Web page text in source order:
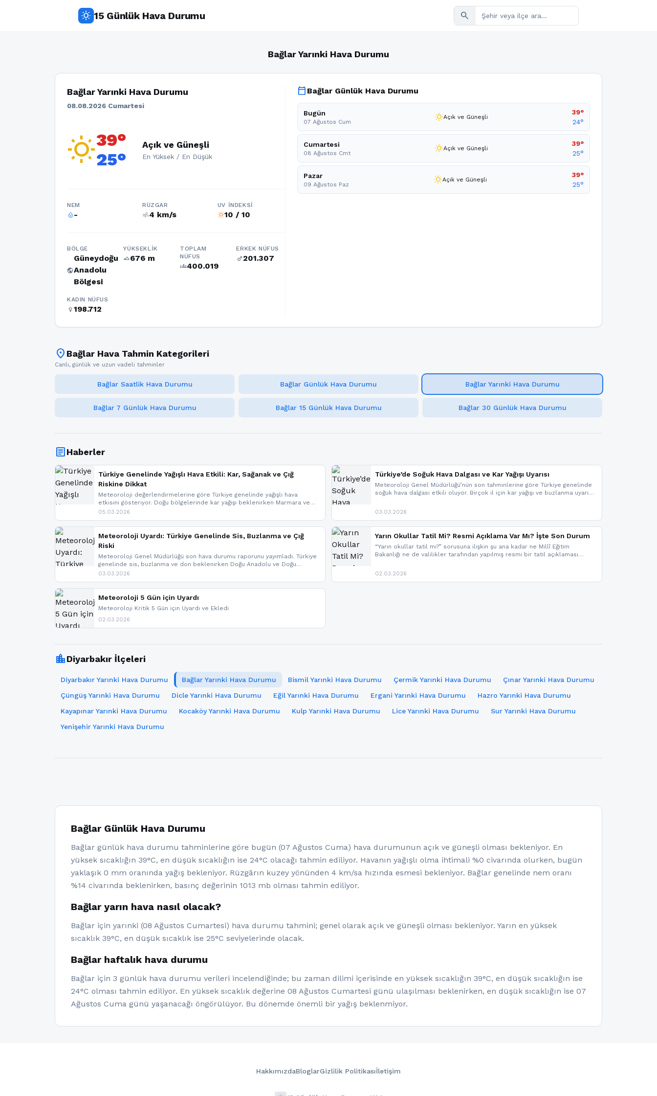
wb_sunny 15 Günlük Hava Durumu search
Bağlar Yarınki Hava Durumu
Bağlar Yarınki Hava Durumu
08.08.2026 Cumartesi
wb_sunny39°
25°
Açık ve Güneşli
En Yüksek / En Düşük
NEM
humidity_percentage-
RÜZGAR
air4 km/s
UV İNDEKSI
wb_sunny10 / 10
BÖLGE
public
Güneydoğu
Anadolu
Bölgesi
YÜKSEKLIK
terrain676 m
TOPLAM
NÜFUS
groups400.019
ERKEK NÜFUS
male201.307
KADIN NÜFUS
female 198.712
calendar_today Bağlar Günlük Hava Durumu
Bugün
07 Ağustos Cum wb_sunnyAçık ve Güneşli
39°
24°
Cumartesi
08 Ağustos Cmt wb_sunnyAçık ve Güneşli
39°
25°
Pazar
09 Ağustos Paz wb_sunnyAçık ve Güneşli
39°
25°
location_on Bağlar Hava Tahmin Kategorileri
Canlı, günlük ve uzun vadeli tahminler
Bağlar Saatlik Hava Durumu Bağlar Günlük Hava Durumu Bağlar Yarınki Hava Durumu
Bağlar 7 Günlük Hava Durumu Bağlar 15 Günlük Hava Durumu Bağlar 30 Günlük Hava Durumu
articleHaberler
Türkiye Genelinde Yağışlı Hava Etkili: Kar, Sağanak ve Çığ
Riskine Dikkat
Meteoroloji değerlendirmelerine göre Türkiye genelinde yağışlı hava
etkisini gösteriyor. Doğu bölgelerinde kar yağışı beklenirken Marmara ve
Kuzey Ege’de sağanak yağmur, yüksek kesimlerde ise çığ tehlikesi
yaşanabileceği belirtiliyor.
05.03.2026
Türkiye’de Soğuk Hava Dalgası ve Kar Yağışı Uyarısı
Meteoroloji Genel Müdürlüğü’nün son tahminlerine göre Türkiye genelinde
soğuk hava dalgası etkili oluyor. Birçok il için kar yağışı ve buzlanma uyarısı
03.03.2026
Meteoroloji Uyardı: Türkiye Genelinde Sis, Buzlanma ve Çığ
Riski
Meteoroloji Genel Müdürlüğü son hava durumu raporunu yayımladı. Türkiye
genelinde sis, buzlanma ve don beklenirken Doğu Anadolu ve Doğu
Karadeniz’in yüksek kesimlerinde çığ riski uyarısı yapıldı. İşte son dakika
03.03.2026
Yarın Okullar Tatil Mi? Resmi Açıklama Var Mı? İşte Son Durum
“Yarın okullar tatil mi?” sorusuna ilişkin şu ana kadar ne Millî Eğitim
Bakanlığı ne de valilikler tarafından yapılmış resmi bir tatil açıklaması
paylaşacağız. En hızlı şekilde haberdar olmak için sitemizi takip edebilir ve
02.03.2026
Meteoroloji 5 Gün için Uyardı
Meteoroloji Kritik 5 Gün için Uyardı ve Ekledi
02.03.2026
location_cityDiyarbakır İlçeleri
Diyarbakır Yarınki Hava Durumu Bağlar Yarınki Hava Durumu Bismil Yarınki Hava Durumu Çermik Yarınki Hava Durumu
Çınar Yarınki Hava Durumu
Çüngüş Yarınki Hava Durumu
Dicle Yarınki Hava Durumu Eğil Yarınki Hava Durumu Ergani Yarınki Hava Durumu
Hazro Yarınki Hava Durumu
Kayapınar Yarınki Hava Durumu
Kocaköy Yarınki Hava Durumu Kulp Yarınki Hava Durumu Lice Yarınki Hava Durumu
Sur Yarınki Hava Durumu
Yenişehir Yarınki Hava Durumu
Bağlar Günlük Hava Durumu
Bağlar günlük hava durumu tahminlerine göre bugün (07 Ağustos Cuma) hava durumunun açık ve güneşli olması bekleniyor. En
yüksek sıcaklığın 39°C, en düşük sıcaklığın ise 24°C olacağı tahmin ediliyor. Havanın yağışlı olma ihtimali %0 civarında olurken, bugün
yaklaşık 0 mm oranında yağış bekleniyor. Rüzgârın kuzey yönünden 4 km/sa hızında esmesi bekleniyor. Bağlar genelinde nem oranı
%14 civarında beklenirken, basınç değerinin 1013 mb olması tahmin ediliyor.
Bağlar yarın hava nasıl olacak?
Bağlar için yarınki (08 Ağustos Cumartesi) hava durumu tahmini; genel olarak açık ve güneşli olması bekleniyor. Yarın en yüksek
sıcaklık 39°C, en düşük sıcaklık ise 25°C seviyelerinde olacak.
Bağlar haftalık hava durumu
Bağlar için 3 günlük hava durumu verileri incelendiğinde; bu zaman dilimi içerisinde en yüksek sıcaklığın 39°C, en düşük sıcaklığın ise
24°C olması tahmin ediliyor. En yüksek sıcaklık değerine 08 Ağustos Cumartesi günü ulaşılması beklenirken, en düşük sıcaklığın ise 07
Ağustos Cuma günü yaşanacağı öngörülüyor. Bu dönemde önemli bir yağış beklenmiyor.
HakkımızdaBloglarGizlilik Politikasıİletişim